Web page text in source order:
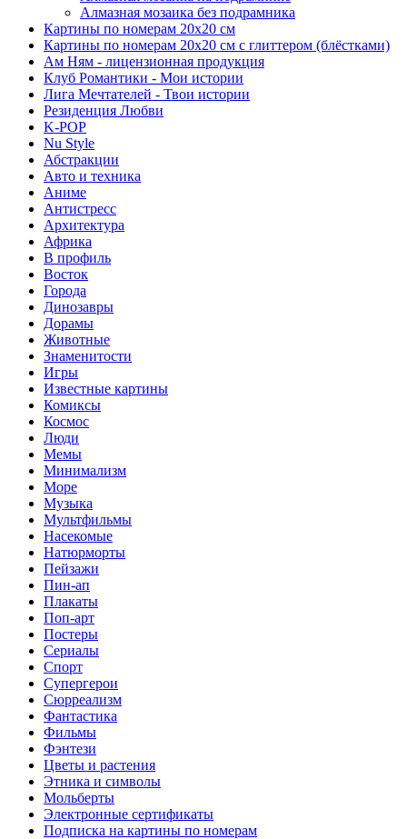
Алмазная мозаика без подрамника
Картины по номерам 20х20 см
Картины по номерам 20х20 см с глиттером (блёстками)
Ам Ням - лицензионная продукция
Клуб Романтики - Мои истории
Лига Мечтателей - Твои истории
Резиденция Любви
K-POP
Nu Style
Абстракции
Авто и техника
Аниме
Антистресс
Архитектура
Африка
В профиль
Восток
Города
Динозавры
Дорамы
Животные
Знаменитости
Игры
Известные картины
Комиксы
Космос
Люди
Мемы
Минимализм
Море
Музыка
Мультфильмы
Насекомые
Натюрморты
Пейзажи
Пин-ап
Плакаты
Поп-арт
Постеры
Сериалы
Спорт
Супергерои
Сюрреализм
Фантастика
Фильмы
Фэнтези
Цветы и растения
Этника и символы
Мольберты
Электронные сертификаты
Подписка на картины по номерам